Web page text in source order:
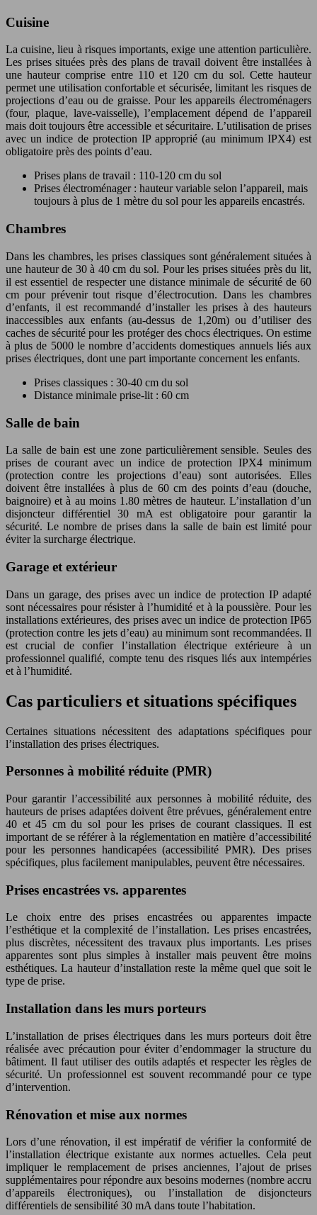
Cuisine
La cuisine, lieu à risques importants, exige une attention particulière.
Les prises situées près des plans de travail doivent être installées à
une hauteur comprise entre 110 et 120 cm du sol. Cette hauteur
permet une utilisation confortable et sécurisée, limitant les risques de
projections d’eau ou de graisse. Pour les appareils électroménagers
(four, plaque, lave-vaisselle), l’emplacement dépend de l’appareil
mais doit toujours être accessible et sécuritaire. L’utilisation de prises
avec un indice de protection IP approprié (au minimum IPX4) est
obligatoire près des points d’eau.
Prises plans de travail : 110-120 cm du sol
Prises électroménager : hauteur variable selon l’appareil, mais
toujours à plus de 1 mètre du sol pour les appareils encastrés.
Chambres
Dans les chambres, les prises classiques sont généralement situées à
une hauteur de 30 à 40 cm du sol. Pour les prises situées près du lit,
il est essentiel de respecter une distance minimale de sécurité de 60
cm pour prévenir tout risque d’électrocution. Dans les chambres
d’enfants, il est recommandé d’installer les prises à des hauteurs
inaccessibles aux enfants (au-dessus de 1,20m) ou d’utiliser des
caches de sécurité pour les protéger des chocs électriques. On estime
à plus de 5000 le nombre d’accidents domestiques annuels liés aux
prises électriques, dont une part importante concernent les enfants.
Prises classiques : 30-40 cm du sol
Distance minimale prise-lit : 60 cm
Salle de bain
La salle de bain est une zone particulièrement sensible. Seules des
prises de courant avec un indice de protection IPX4 minimum
(protection contre les projections d’eau) sont autorisées. Elles
doivent être installées à plus de 60 cm des points d’eau (douche,
baignoire) et à au moins 1.80 mètres de hauteur. L’installation d’un
disjoncteur différentiel 30 mA est obligatoire pour garantir la
sécurité. Le nombre de prises dans la salle de bain est limité pour
éviter la surcharge électrique.
Garage et extérieur
Dans un garage, des prises avec un indice de protection IP adapté
sont nécessaires pour résister à l’humidité et à la poussière. Pour les
installations extérieures, des prises avec un indice de protection IP65
(protection contre les jets d’eau) au minimum sont recommandées. Il
est crucial de confier l’installation électrique extérieure à un
professionnel qualifié, compte tenu des risques liés aux intempéries
et à l’humidité.
Cas particuliers et situations spécifiques
Certaines situations nécessitent des adaptations spécifiques pour
l’installation des prises électriques.
Personnes à mobilité réduite (PMR)
Pour garantir l’accessibilité aux personnes à mobilité réduite, des
hauteurs de prises adaptées doivent être prévues, généralement entre
40 et 45 cm du sol pour les prises de courant classiques. Il est
important de se référer à la réglementation en matière d’accessibilité
pour les personnes handicapées (accessibilité PMR). Des prises
spécifiques, plus facilement manipulables, peuvent être nécessaires.
Prises encastrées vs. apparentes
Le choix entre des prises encastrées ou apparentes impacte
l’esthétique et la complexité de l’installation. Les prises encastrées,
plus discrètes, nécessitent des travaux plus importants. Les prises
apparentes sont plus simples à installer mais peuvent être moins
esthétiques. La hauteur d’installation reste la même quel que soit le
type de prise.
Installation dans les murs porteurs
L’installation de prises électriques dans les murs porteurs doit être
réalisée avec précaution pour éviter d’endommager la structure du
bâtiment. Il faut utiliser des outils adaptés et respecter les règles de
sécurité. Un professionnel est souvent recommandé pour ce type
d’intervention.
Rénovation et mise aux normes
Lors d’une rénovation, il est impératif de vérifier la conformité de
l’installation électrique existante aux normes actuelles. Cela peut
impliquer le remplacement de prises anciennes, l’ajout de prises
supplémentaires pour répondre aux besoins modernes (nombre accru
d’appareils électroniques), ou l’installation de disjoncteurs
différentiels de sensibilité 30 mA dans toute l’habitation.